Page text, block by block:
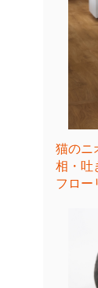
猫のニ
相・吐
フロー